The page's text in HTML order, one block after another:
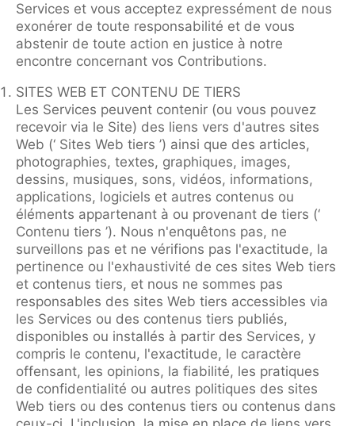
Services et vous acceptez expressément de nous
exonérer de toute responsabilité et de vous
abstenir de toute action en justice à notre
encontre concernant vos Contributions.
SITES WEB ET CONTENU DE TIERS
Les Services peuvent contenir (ou vous pouvez
recevoir via le Site) des liens vers d'autres sites
Web (‘ Sites Web tiers ’) ainsi que des articles,
photographies, textes, graphiques, images,
dessins, musiques, sons, vidéos, informations,
applications, logiciels et autres contenus ou
éléments appartenant à ou provenant de tiers (‘
Contenu tiers ’). Nous n'enquêtons pas, ne
surveillons pas et ne vérifions pas l'exactitude, la
pertinence ou l'exhaustivité de ces sites Web tiers
et contenus tiers, et nous ne sommes pas
responsables des sites Web tiers accessibles via
les Services ou des contenus tiers publiés,
disponibles ou installés à partir des Services, y
compris le contenu, l'exactitude, le caractère
offensant, les opinions, la fiabilité, les pratiques
de confidentialité ou autres politiques des sites
Web tiers ou des contenus tiers ou contenus dans